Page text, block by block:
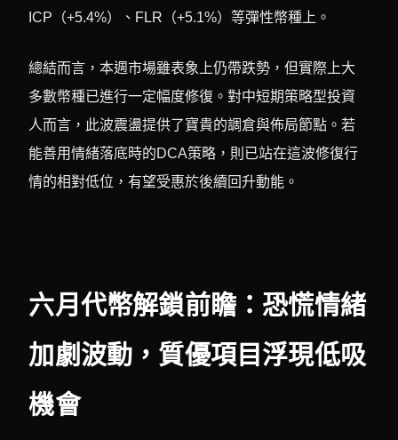
ICP（+5.4%）、FLR（+5.1%）等彈性幣種上。
總結而言，本週市場雖表象上仍帶跌勢，但實際上大
多數幣種已進行一定幅度修復。對中短期策略型投資
人而言，此波震盪提供了寶貴的調倉與佈局節點。若
能善用情緒落底時的DCA策略，則已站在這波修復行
情的相對低位，有望受惠於後續回升動能。
六月代幣解鎖前瞻：恐慌情緒
加劇波動，質優項目浮現低吸
機會